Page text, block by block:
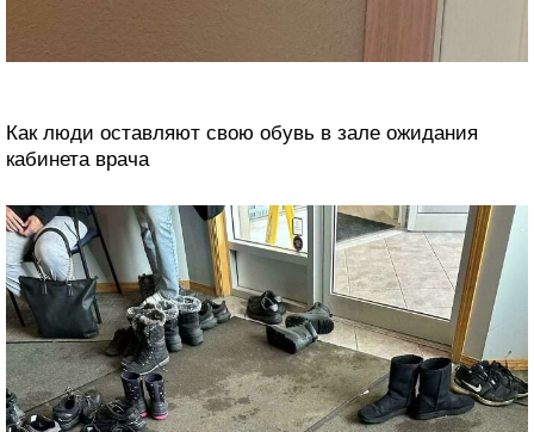
Как люди оставляют свою обувь в зале ожидания
кабинета врача